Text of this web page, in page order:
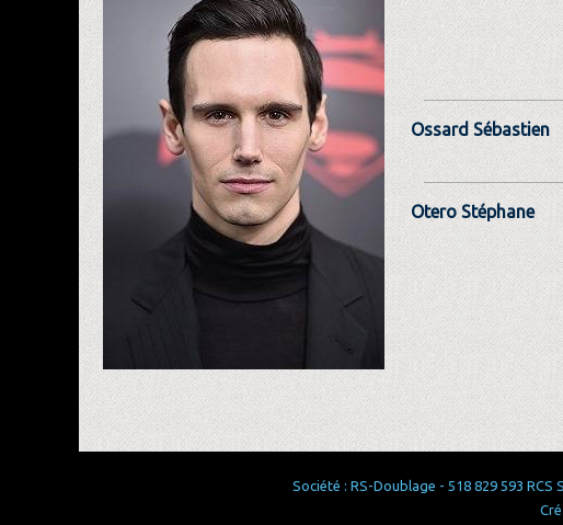
Ossard Sébastien
Otero Stéphane
Société : RS-Doublage - 518 829 593 RCS